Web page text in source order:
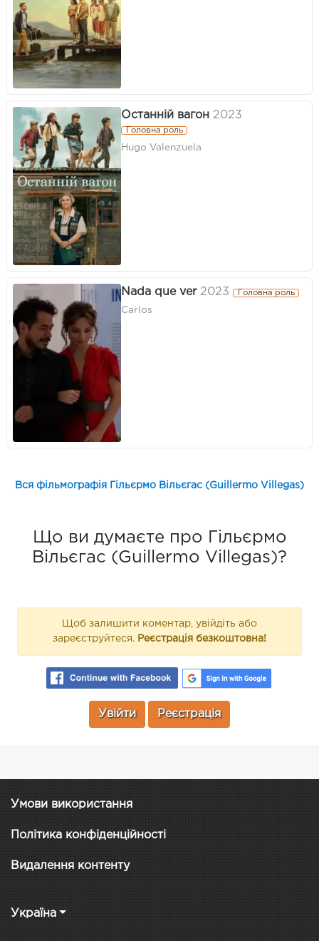
Останній вагон 2023
Головна роль
Hugo Valenzuela
Nada que ver 2023 Головна роль
Carlos
Вся фільмографія Гільєрмо Вільєгас (Guillermo Villegas)
Що ви думаєте про Гільєрмо
Вільєгас (Guillermo Villegas)?
Щоб залишити коментар, увійдіть або
зареєструйтеся. Реєстрація безкоштовна!
Увійти Реєстрація
Умови використання
Політика конфіденційності
Видалення контенту
Україна